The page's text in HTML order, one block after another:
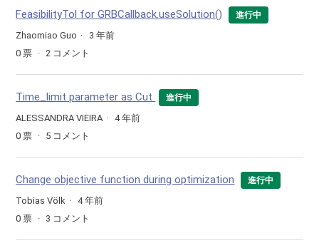
FeasibilityTol for GRBCallback.useSolution() 進行中
Zhaomiao Guo
3 年前
0 票 2 コメント
Time_limit parameter as Cut 進行中
ALESSANDRA VIEIRA
4 年前
0 票 5 コメント
Change objective function during optimization 進行中
Tobias Völk
4 年前
0 票 3 コメント